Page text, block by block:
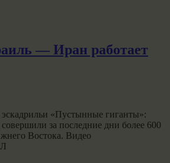
— Иран работает
эскадрильи «Пустынные гиганты»:
за последние дни более 600
Востока. Видео